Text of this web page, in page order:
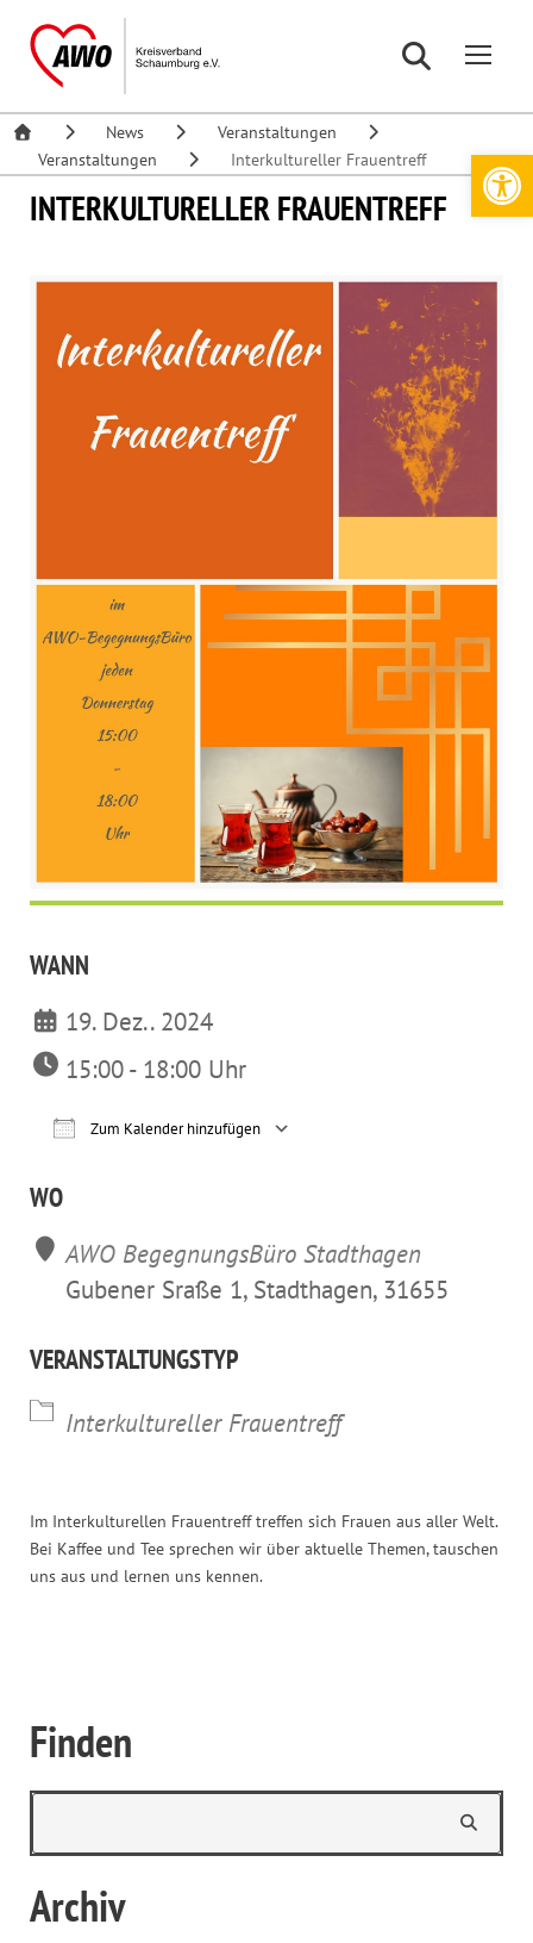
News
Veranstaltungen
Veranstaltungen
Interkultureller Frauentreff
INTERKULTURELLER FRAUENTREFF
WANN
19. Dez.. 2024
15:00 - 18:00 Uhr
Zum Kalender hinzufügen
WO
AWO BegegnungsBüro Stadthagen
Gubener Sraße 1, Stadthagen, 31655
VERANSTALTUNGSTYP
Interkultureller Frauentreff
Im Interkulturellen Frauentreff treffen sich Frauen aus aller Welt.
Bei Kaffee und Tee sprechen wir über aktuelle Themen, tauschen
uns aus und lernen uns kennen.
Finden
Archiv
Werkzeugleiste öffnen